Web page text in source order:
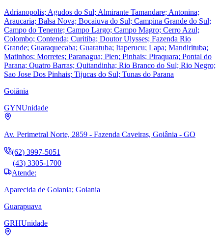
Adrianopolis; Agudos do Sul; Almirante Tamandare; Antonina;
Araucaria; Balsa Nova; Bocaiuva do Sul; Campina Grande do Sul;
Campo do Tenente; Campo Largo; Campo Magro; Cerro Azul;
Colombo; Contenda; Curitiba; Doutor Ulysses; Fazenda Rio
Grande; Guaraquecaba; Guaratuba; Itaperucu; Lapa; Mandirituba;
Matinhos; Morretes; Paranagua; Pien; Pinhais; Piraquara; Pontal do
Parana; Quatro Barras; Quitandinha; Rio Branco do Sul; Rio Negro;
Sao Jose Dos Pinhais; Tijucas do Sul; Tunas do Parana
Goiânia
GYNUnidade
Av. Perimetral Norte, 2859 - Fazenda Caveiras, Goiânia - GO
(62) 3997-5051
(43) 3305-1700
Atende:
Aparecida de Goiania; Goiania
Guarapuava
GRHUnidade